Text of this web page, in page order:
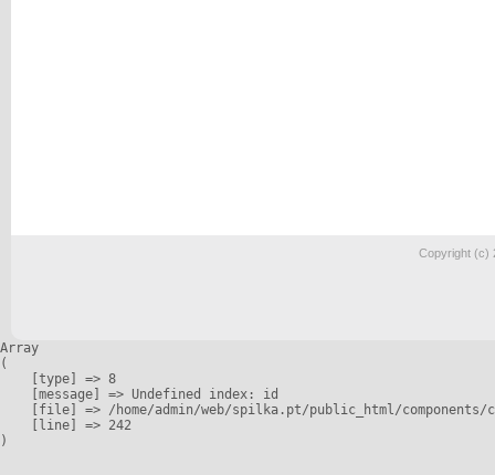
Copyright (c)
Array
(
    [type] => 8
    [message] => Undefined index: id
[file] => /home/admin/web/spilka.pt/public_html/
    [line] => 242